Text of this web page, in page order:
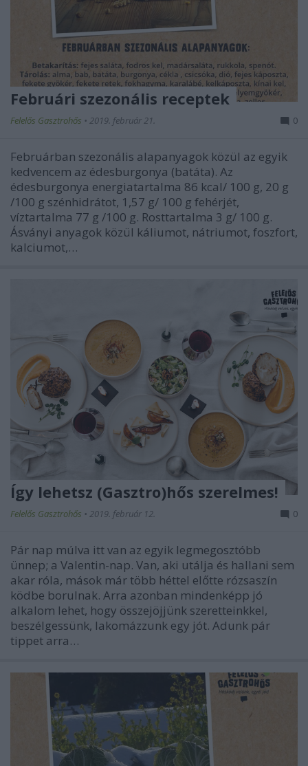
Februári szezonális receptek
Felelős Gasztrohős • 2019. február 21. 0
Februárban szezonális alapanyagok közül az egyik
kedvencem az édesburgonya (batáta). Az
édesburgonya energiatartalma 86 kcal/ 100 g, 20 g
/100 g szénhidrátot, 1,57 g/ 100 g fehérjét,
víztartalma 77 g /100 g. Rosttartalma 3 g/ 100 g.
Ásványi anyagok közül káliumot, nátriumot, foszfort,
kalciumot,…
Így lehetsz (Gasztro)hős szerelmes!
Felelős Gasztrohős • 2019. február 12. 0
Pár nap múlva itt van az egyik legmegosztóbb
ünnep; a Valentin-nap. Van, aki utálja és hallani sem
akar róla, mások már több héttel előtte rózsaszín
ködbe borulnak. Arra azonban mindenképp jó
alkalom lehet, hogy összejöjjünk szeretteinkkel,
beszélgessünk, lakomázzunk egy jót. Adunk pár
tippet arra…